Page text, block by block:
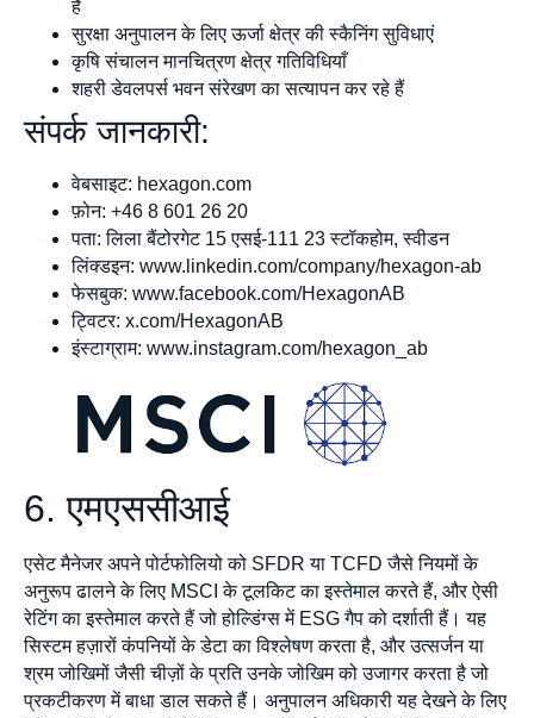
हैं
सुरक्षा अनुपालन के लिए ऊर्जा क्षेत्र की स्कैनिंग सुविधाएं
कृषि संचालन मानचित्रण क्षेत्र गतिविधियाँ
शहरी डेवलपर्स भवन संरेखण का सत्यापन कर रहे हैं
संपर्क जानकारी:
वेबसाइट: hexagon.com
फ़ोन: +46 8 601 26 20
पता: लिला बैंटोरगेट 15 एसई-111 23 स्टॉकहोम, स्वीडन
लिंक्डइन: www.linkedin.com/company/hexagon-ab
फेसबुक: www.facebook.com/HexagonAB
ट्विटर: x.com/HexagonAB
इंस्टाग्राम: www.instagram.com/hexagon_ab
6. एमएससीआई
एसेट मैनेजर अपने पोर्टफोलियो को SFDR या TCFD जैसे नियमों के
अनुरूप ढालने के लिए MSCI के टूलकिट का इस्तेमाल करते हैं, और ऐसी
रेटिंग का इस्तेमाल करते हैं जो होल्डिंग्स में ESG गैप को दर्शाती हैं। यह
सिस्टम हज़ारों कंपनियों के डेटा का विश्लेषण करता है, और उत्सर्जन या
श्रम जोखिमों जैसी चीज़ों के प्रति उनके जोखिम को उजागर करता है जो
प्रकटीकरण में बाधा डाल सकते हैं। अनुपालन अधिकारी यह देखने के लिए